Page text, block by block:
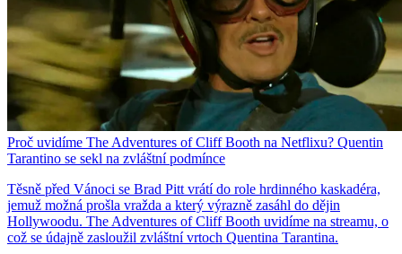
Proč uvidíme The Adventures of Cliff Booth na Netflixu? Quentin
Tarantino se sekl na zvláštní podmínce
Těsně před Vánoci se Brad Pitt vrátí do role hrdinného kaskadéra,
jemuž možná prošla vražda a který výrazně zasáhl do dějin
Hollywoodu. The Adventures of Cliff Booth uvidíme na streamu, o
což se údajně zasloužil zvláštní vrtoch Quentina Tarantina.